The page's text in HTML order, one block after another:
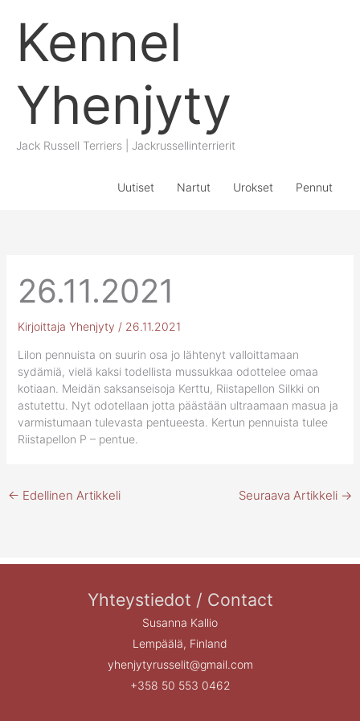
sisältöön
Kennel
Yhenjyty
Jack Russell Terriers | Jackrussellinterrierit
Uutiset Nartut Urokset Pennut
26.11.2021
Kirjoittaja Yhenjyty / 26.11.2021
Lilon pennuista on suurin osa jo lähtenyt valloittamaan
sydämiä, vielä kaksi todellista mussukkaa odottelee omaa
kotiaan. Meidän saksanseisoja Kerttu, Riistapellon Silkki on
astutettu. Nyt odotellaan jotta päästään ultraamaan masua ja
varmistumaan tulevasta pentueesta. Kertun pennuista tulee
Riistapellon P – pentue.
← Edellinen Artikkeli Seuraava Artikkeli →
Yhteystiedot / Contact
Susanna Kallio
Lempäälä, Finland
yhenjytyrusselit@gmail.com
+358 50 553 0462